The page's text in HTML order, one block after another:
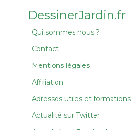
DessinerJardin.fr
Qui sommes nous ?
Contact
Mentions légales
Affiliation
Adresses utiles et formations
Actualité sur Twitter